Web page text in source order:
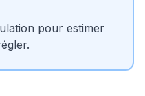
pour estimer